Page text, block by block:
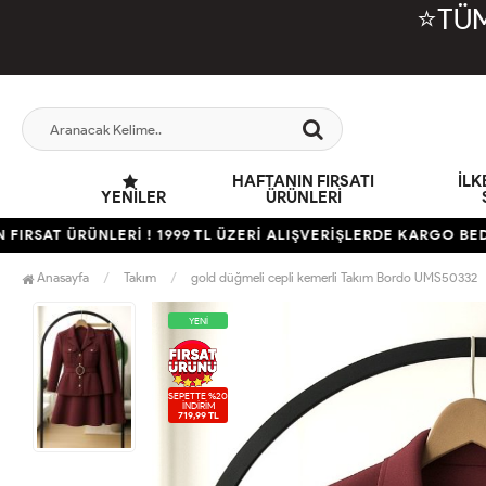
YENILER
HAFTANIN FIRSATI
ÜRÜNLERİ
ÜRÜNLERİ ! 1999 TL ÜZERİ ALIŞVERİŞLERDE KARGO BEDAVA
Anasayfa Takım gold düğmeli cepli kemerli Takım Bordo UMS50332
YENİ
SEPETTE %20
İNDİRİM
719,99 TL